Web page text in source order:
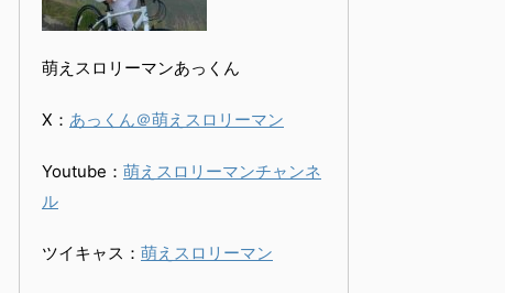
萌えスロリーマンあっくん
X： あっくん＠萌えスロリーマン
Youtube： 萌えスロリーマンチャンネ
ル
ツイキャス： 萌えスロリーマン